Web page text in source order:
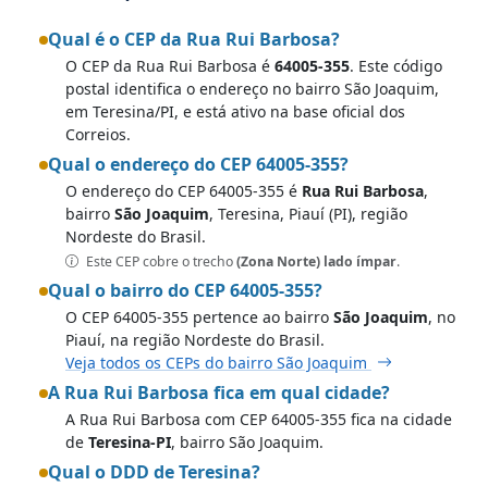
Qual é o CEP da Rua Rui Barbosa?
O CEP da Rua Rui Barbosa é 64005-355. Este código
postal identifica o endereço no bairro São Joaquim,
em Teresina/PI, e está ativo na base oficial dos
Correios.
Qual o endereço do CEP 64005-355?
O endereço do CEP 64005-355 é Rua Rui Barbosa,
bairro São Joaquim, Teresina, Piauí (PI), região
Nordeste do Brasil.
Este CEP cobre o trecho(Zona Norte) lado ímpar.
Qual o bairro do CEP 64005-355?
O CEP 64005-355 pertence ao bairro São Joaquim, no
Piauí, na região Nordeste do Brasil.
Veja todos os CEPs do bairro São Joaquim
A Rua Rui Barbosa fica em qual cidade?
A Rua Rui Barbosa com CEP 64005-355 fica na cidade
de Teresina-PI, bairro São Joaquim.
Qual o DDD de Teresina?